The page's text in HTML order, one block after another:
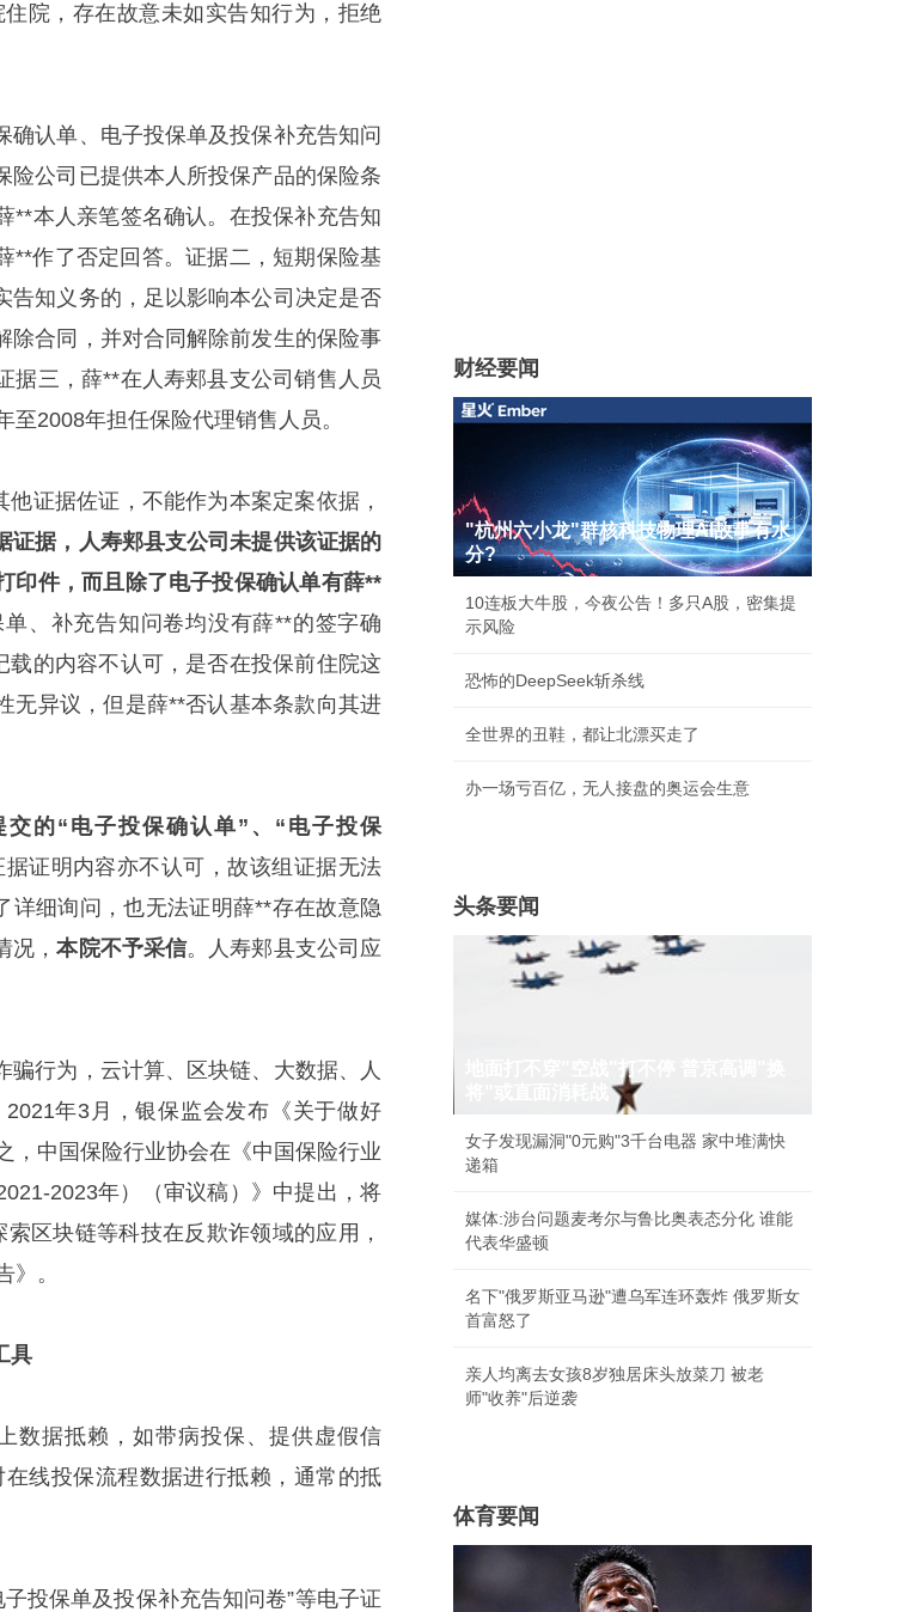
院，存在故意未如实告知行为，拒绝
确认单、电子投保单及投保补充告知问
公司已提供本人所投保产品的保险条
**本人亲笔签名确认。在投保补充告知
**作了否定回答。证据二，短期保险基
告知义务的，足以影响本公司决定是否
除合同，并对合同解除前发生的保险事
据三，薛**在人寿郏县支公司销售人员
2008年担任保险代理销售人员。
证据佐证，不能作为本案定案依据，
证据，人寿郏县支公司未提供该证据的
印件，而且除了电子投保确认单有薛**
单、补充告知问卷均没有薛**的签字确
的内容不认可，是否在投保前住院这
无异议，但是薛**否认基本条款向其进
的“电子投保确认单”、“电子投保
据证明内容亦不认可，故该组证据无法
详细询问，也无法证明薛**存在故意隐
况，本院不予采信。人寿郏县支公司应
行为，云计算、区块链、大数据、人
年3月，银保监会发布《关于做好
，中国保险行业协会在《中国保险行业
2023年）（审议稿）》中提出，将
区块链等科技在反欺诈领域的应用，
》。
具
数据抵赖，如带病投保、提供虚假信
线投保流程数据进行抵赖，通常的抵
投保单及投保补充告知问卷”等电子证
财经要闻
"杭州六小龙"群核科技物理AI故事有水
分?
10连板大牛股，今夜公告！多只A股，密集提
示风险
恐怖的DeepSeek斩杀线
全世界的丑鞋，都让北漂买走了
办一场亏百亿，无人接盘的奥运会生意
头条要闻
地面打不穿"空战"打不停 普京高调"换
女子发现漏洞"0元购"3千台电器 家中堆满快
递箱
媒体:涉台问题麦考尔与鲁比奥表态分化 谁能
代表华盛顿
名下"俄罗斯亚马逊"遭乌军连环轰炸 俄罗斯女
首富怒了
亲人均离去女孩8岁独居床头放菜刀 被老
师"收养"后逆袭
体育要闻